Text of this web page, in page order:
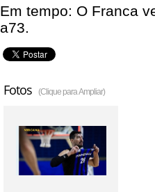
Em tempo: O Franca
a73.
Fotos (Clique para Ampliar)